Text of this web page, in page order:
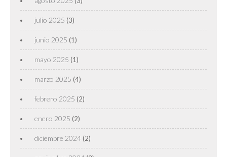
julio 2025 (3)
junio 2025 (1)
mayo 2025 (1)
marzo 2025 (4)
febrero 2025 (2)
enero 2025 (2)
diciembre 2024 (2)